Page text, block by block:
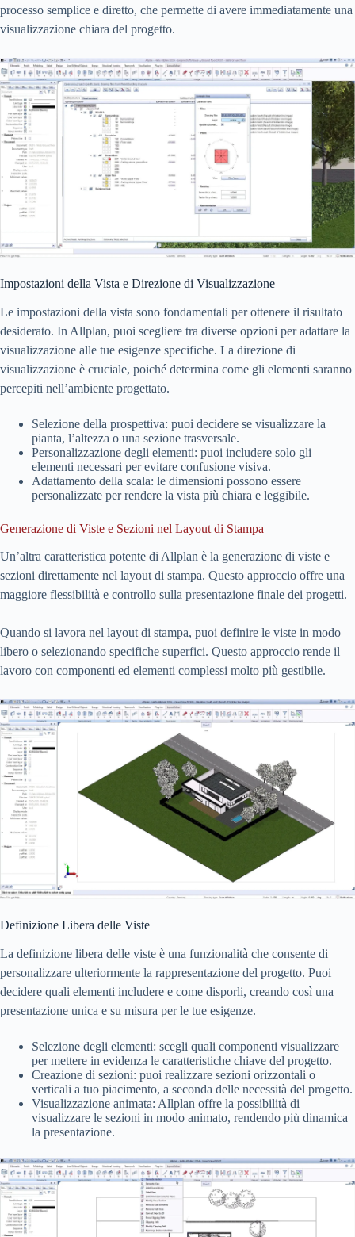
processo semplice e diretto, che permette di avere immediatamente una
visualizzazione chiara del progetto.
Impostazioni della Vista e Direzione di Visualizzazione
Le impostazioni della vista sono fondamentali per ottenere il risultato
desiderato. In Allplan, puoi scegliere tra diverse opzioni per adattare la
visualizzazione alle tue esigenze specifiche. La direzione di
visualizzazione è cruciale, poiché determina come gli elementi saranno
percepiti nell’ambiente progettato.
Selezione della prospettiva: puoi decidere se visualizzare la
pianta, l’altezza o una sezione trasversale.
Personalizzazione degli elementi: puoi includere solo gli
elementi necessari per evitare confusione visiva.
Adattamento della scala: le dimensioni possono essere
personalizzate per rendere la vista più chiara e leggibile.
Generazione di Viste e Sezioni nel Layout di Stampa
Un’altra caratteristica potente di Allplan è la generazione di viste e
sezioni direttamente nel layout di stampa. Questo approccio offre una
maggiore flessibilità e controllo sulla presentazione finale dei progetti.
Quando si lavora nel layout di stampa, puoi definire le viste in modo
libero o selezionando specifiche superfici. Questo approccio rende il
lavoro con componenti ed elementi complessi molto più gestibile.
Definizione Libera delle Viste
La definizione libera delle viste è una funzionalità che consente di
personalizzare ulteriormente la rappresentazione del progetto. Puoi
decidere quali elementi includere e come disporli, creando così una
presentazione unica e su misura per le tue esigenze.
Selezione degli elementi: scegli quali componenti visualizzare
per mettere in evidenza le caratteristiche chiave del progetto.
Creazione di sezioni: puoi realizzare sezioni orizzontali o
verticali a tuo piacimento, a seconda delle necessità del progetto.
Visualizzazione animata: Allplan offre la possibilità di
visualizzare le sezioni in modo animato, rendendo più dinamica
la presentazione.